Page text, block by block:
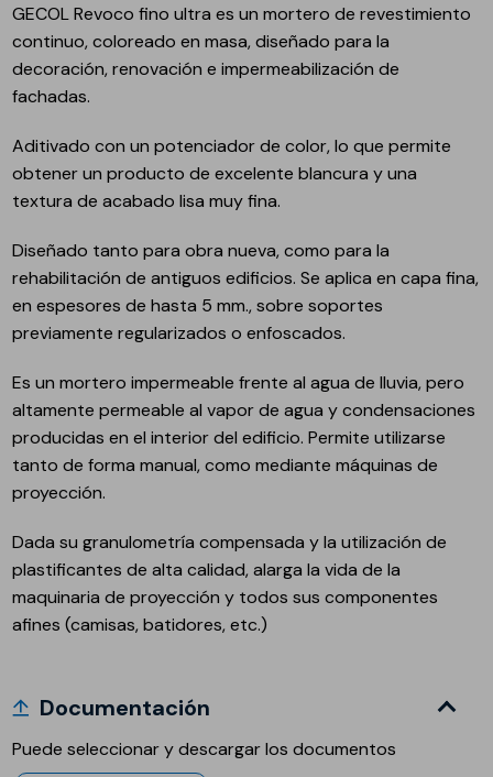
GECOL Revoco fino ultra es un mortero de revestimiento
continuo, coloreado en masa, diseñado para la
decoración, renovación e impermeabilización de
fachadas.
Aditivado con un potenciador de color, lo que permite
obtener un producto de excelente blancura y una
textura de acabado lisa muy fina.
Diseñado tanto para obra nueva, como para la
rehabilitación de antiguos edificios. Se aplica en capa fina,
en espesores de hasta 5 mm., sobre soportes
previamente regularizados o enfoscados.
Es un mortero impermeable frente al agua de lluvia, pero
altamente permeable al vapor de agua y condensaciones
producidas en el interior del edificio. Permite utilizarse
tanto de forma manual, como mediante máquinas de
proyección.
Dada su granulometría compensada y la utilización de
plastificantes de alta calidad, alarga la vida de la
maquinaria de proyección y todos sus componentes
afines (camisas, batidores, etc.)
Documentación
Puede seleccionar y descargar los documentos